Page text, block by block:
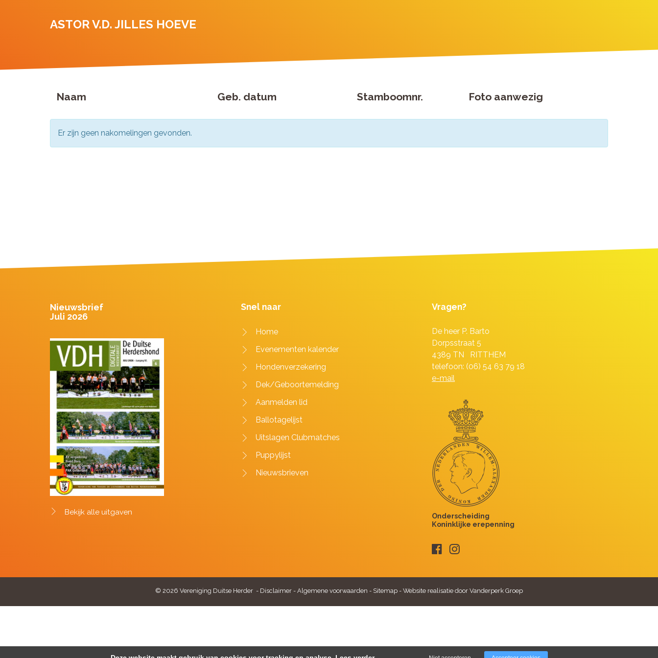
ASTOR V.D. JILLES HOEVE
Naam Geb. datum Stamboomnr. Foto aanwezig
Er zijn geen nakomelingen gevonden.
Nieuwsbrief
Juli 2026
Bekijk alle uitgaven
Snel naar
Home
Evenementen kalender
Hondenverzekering
Dek/Geboortemelding
Aanmelden lid
Ballotagelijst
Uitslagen Clubmatches
Puppylijst
Nieuwsbrieven
Vragen?
De heer P. Barto
Dorpsstraat 5
4389 TN RITTHEM
telefoon: (06) 54 63 79 18
e-mail
© 2026 Vereniging Duitse Herder - Disclaimer- Algemene voorwaarden - Sitemap- Website realisatie door Vanderperk Groep